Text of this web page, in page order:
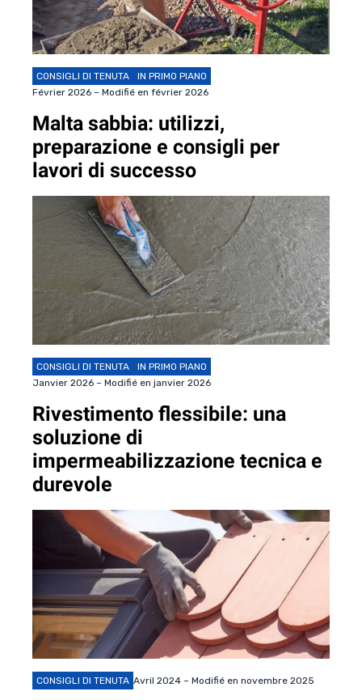
CONSIGLI DI TENUTA
IN PRIMO PIANO
Février 2026 – Modifié en février 2026
Malta sabbia: utilizzi,
preparazione e consigli per
lavori di successo
CONSIGLI DI TENUTA
IN PRIMO PIANO
Janvier 2026 – Modifié en janvier 2026
Rivestimento flessibile: una
soluzione di
impermeabilizzazione tecnica e
durevole
CONSIGLI DI TENUTA Avril 2024 – Modifié en novembre 2025